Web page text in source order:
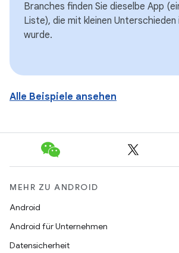
Branches finden Sie dieselbe App
Liste), die mit kleinen
wurde.
Alle Beispiele ansehen
MEHR ZU ANDROID
Android
Android für Unternehmen
Datensicherheit